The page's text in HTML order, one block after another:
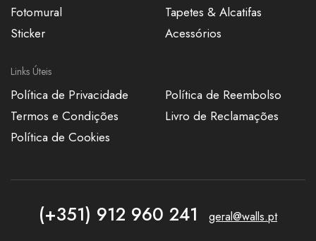
Fotomural
Sticker
Tapetes & Alcatifas
Acessórios
Links Úteis
Política de Privacidade
Termos e Condições
Política de Cookies
Política de Reembolso
Livro de Reclamações
(+351) 912 960 241 geral@walls.pt